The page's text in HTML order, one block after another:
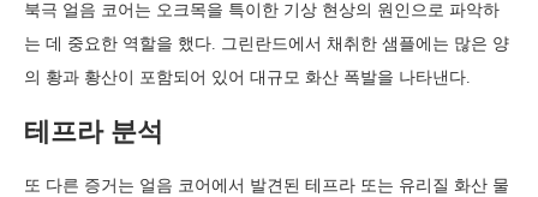
북극 얼음 코어는 오크목을 특이한 기상 현상의 원인으로 파악하
는 데 중요한 역할을 했다. 그린란드에서 채취한 샘플에는 많은 양
의 황과 황산이 포함되어 있어 대규모 화산 폭발을 나타낸다.
테프라 분석
또 다른 증거는 얼음 코어에서 발견된 테프라 또는 유리질 화산 물